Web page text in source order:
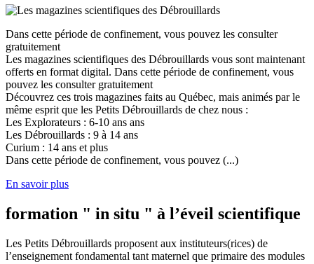
Dans cette période de confinement, vous pouvez les consulter
gratuitement
Les magazines scientifiques des Débrouillards vous sont maintenant
offerts en format digital. Dans cette période de confinement, vous
pouvez les consulter gratuitement
Découvrez ces trois magazines faits au Québec, mais animés par le
même esprit que les Petits Débrouillards de chez nous :
Les Explorateurs : 6-10 ans ans
Les Débrouillards : 9 à 14 ans
Curium : 14 ans et plus
Dans cette période de confinement, vous pouvez (...)
En savoir plus
formation " in situ " à l’éveil scientifique
Les Petits Débrouillards proposent aux instituteurs(rices) de
l’enseignement fondamental tant maternel que primaire des modules